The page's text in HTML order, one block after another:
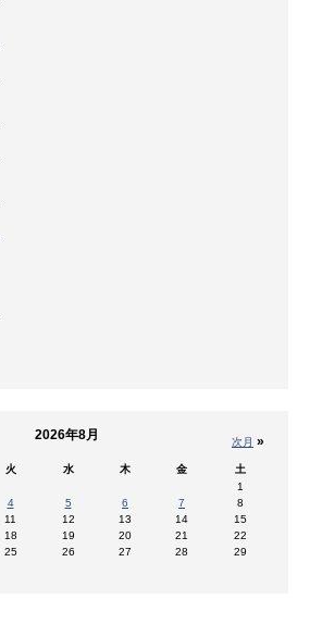
次月 »
2026年8月
火 水 木 金
土
1
4 5 6 7
8
11 12 13 14
15
18 19 20 21
22
25 26 27 28
29